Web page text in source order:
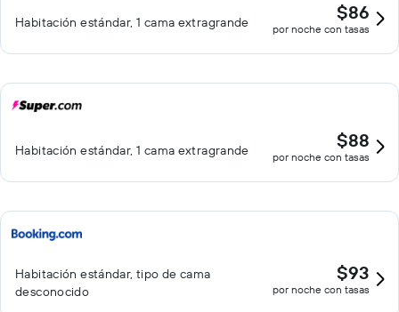
Habitación estándar, 1 cama extragrande $86
por noche con tasas
Habitación estándar, 1 cama extragrande $88
por noche con tasas
Habitación estándar, tipo de cama
desconocido
$93
por noche con tasas